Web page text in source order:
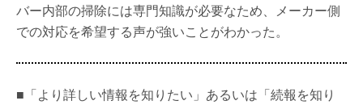
バー内部の掃除には専門知識が必要なため、メーカー側
での対応を希望する声が強いことがわかった。
■「より詳しい情報を知りたい」あるいは「続報を知り